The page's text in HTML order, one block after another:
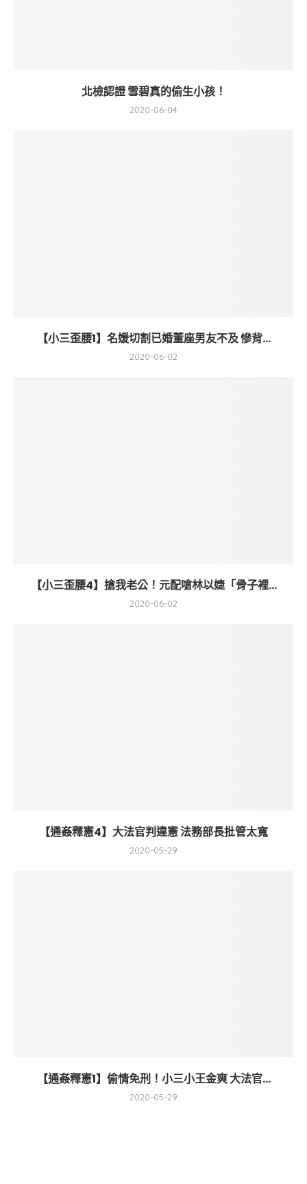
北檢認證 雪碧真的偷生小孩！
2020-06-04
【小三歪腰1】名媛切割已婚董座男友不及 慘背...
2020-06-02
【小三歪腰4】搶我老公！元配嗆林以婕「骨子裡...
2020-06-02
【通姦釋憲4】大法官判違憲 法務部長批管太寬
2020-05-29
【通姦釋憲1】偷情免刑！小三小王金爽 大法官...
2020-05-29